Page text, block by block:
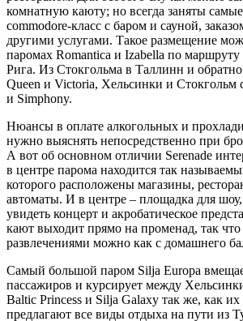
комнатную каюту; но всегда заняты
commodore-класс с баром и сауной,
другими услугами. Такое размещение
паромах Romantica и Izabella по
Рига. Из Стокгольма в Таллинн и
Queen и Victoria, Хельсинки и Стокгольм
и Simphony.
Нюансы в оплате алкогольных и
нужно выяснять непосредственно при
А вот об основном отличии Serenade
в центре парома находится так
которого расположены магазины,
автоматы. И в центре – площадка для шоу,
увидеть концерт и акробатическое
кают выходит прямо на променад, так что
развлечениями можно как с домашнего
Самый большой паром Silja Europa
пассажиров и курсирует между
Baltic Princess и Silja Galaxy так же, как их
предлагают все виды отдыха на пути из